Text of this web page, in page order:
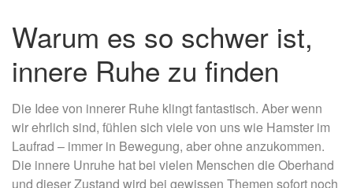
Warum es so schwer ist,
innere Ruhe zu finden
Die Idee von innerer Ruhe klingt fantastisch. Aber wenn
wir ehrlich sind, fühlen sich viele von uns wie Hamster im
Laufrad – immer in Bewegung, aber ohne anzukommen.
Die innere Unruhe hat bei vielen Menschen die Oberhand
und dieser Zustand wird bei gewissen Themen sofort noch